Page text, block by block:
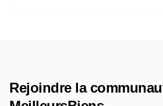
Rejoindre la